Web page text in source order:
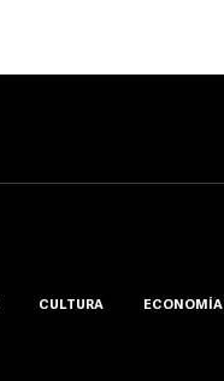
CULTURA ECONOMÍA